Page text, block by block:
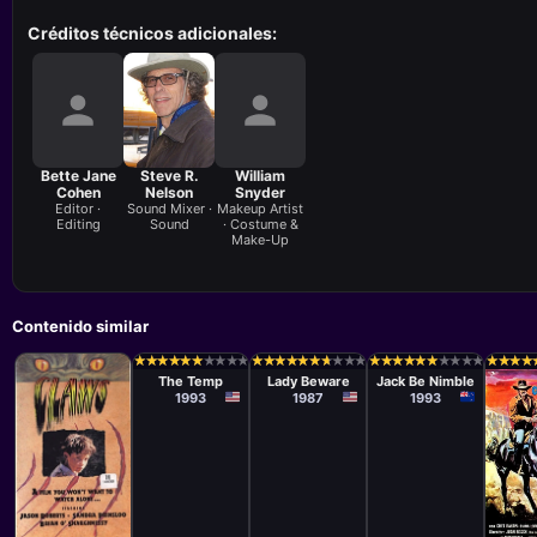
Créditos técnicos adicionales:
Bette Jane
Cohen
Editor ·
Editing
Steve R.
Nelson
Sound Mixer ·
Sound
William
Snyder
Makeup Artist
· Costume &
Make-Up
Contenido similar
Película
Alan
★
★★
★★
★★
★★
★★
★★
★★
★★
★★
★
Tom Holland
The Temp
1993
★
★★
★★
★★
★★
★★
★★
★★
★★
★★
★
Karen Arthur
Lady Beware
1987
★
★★
★★
★★
★★
★★
★★
★★
★★
★★
★
Garth
Maxwell
Jack Be Nimble
1993
★
★★
★★
★★
★